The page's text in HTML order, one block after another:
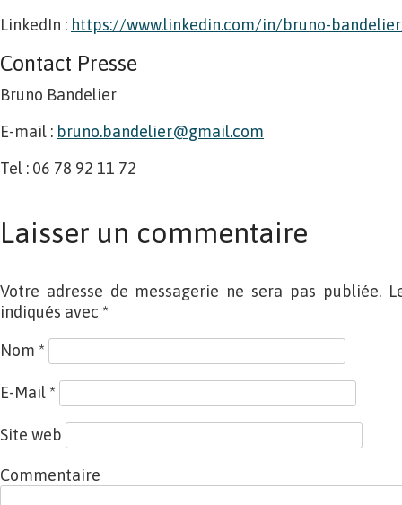
LinkedIn : https://www.linkedin.com/in/bruno-
Contact Presse
Bruno Bandelier
E-mail : bruno.bandelier@gmail.com
Tel : 06 78 92 11 72
Laisser un commentaire
Votre adresse de messagerie ne sera pas publiée.
indiqués avec *
Nom *
E-Mail *
Site web
Commentaire